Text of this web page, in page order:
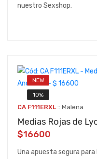
nuestro Sexshop.
NEW
10%
CA F111ERXL:: Malena
Medias Rojas de
$16600
Una apuesta segura